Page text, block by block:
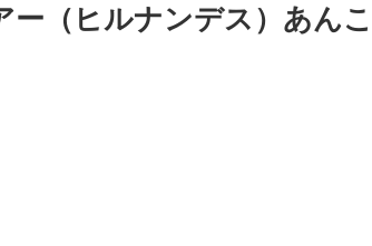
ー（ヒルナンデス）あん